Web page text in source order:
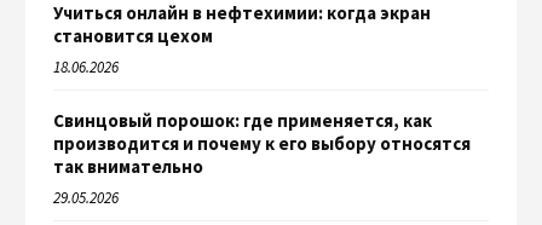
Учиться онлайн в нефтехимии: когда экран
становится цехом
18.06.2026
Свинцовый порошок: где применяется, как
производится и почему к его выбору относятся
так внимательно
29.05.2026